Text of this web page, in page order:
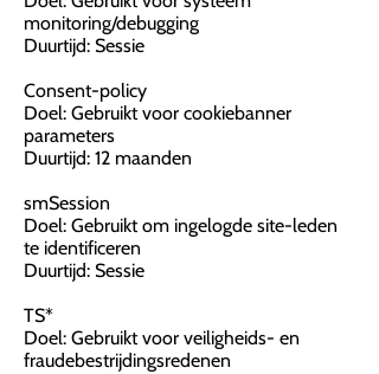
monitoring/debugging
Duurtijd: Sessie
Consent-policy
Doel: Gebruikt voor cookiebanner
parameters
Duurtijd: 12 maanden
smSession
Doel: Gebruikt om ingelogde site-leden
te identificeren
Duurtijd: Sessie
TS*
Doel: Gebruikt voor veiligheids- en
fraudebestrijdingsredenen